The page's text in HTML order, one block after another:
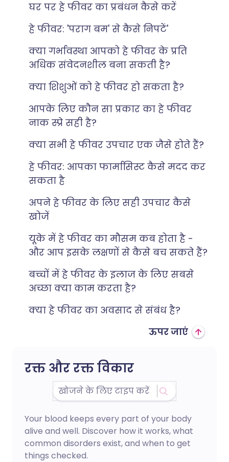
घर पर हे फीवर का प्रबंधन कैसे करें
हे फीवर: 'पराग बम' से कैसे निपटें'
क्या गर्भावस्था आपको हे फीवर के प्रति
अधिक संवेदनशील बना सकती है?
क्या शिशुओं को हे फीवर हो सकता है?
आपके लिए कौन सा प्रकार का हे फीवर
नाक स्प्रे सही है?
क्या सभी हे फीवर उपचार एक जैसे होते हैं?
हे फीवर: आपका फार्मासिस्ट कैसे मदद कर
सकता है
अपने हे फीवर के लिए सही उपचार कैसे
खोजें
यूके में हे फीवर का मौसम कब होता है -
और आप इसके लक्षणों से कैसे बच सकते हैं?
बच्चों में हे फीवर के इलाज के लिए सबसे
अच्छा क्या काम करता है?
क्या हे फीवर का अवसाद से संबंध है?
ऊपर जाएं
रक्त और रक्त विकार
Your blood keeps every part of your body
alive and well. Discover how it works, what
common disorders exist, and when to get
things checked.